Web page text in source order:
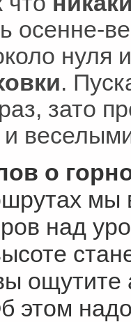
осенне-
нуля
.
зато
о
мы
над
этом